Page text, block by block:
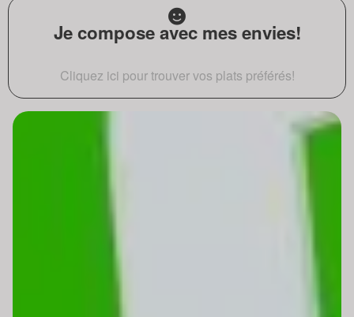
Je compose avec mes envies!
Cliquez ici pour trouver vos plats préférés!